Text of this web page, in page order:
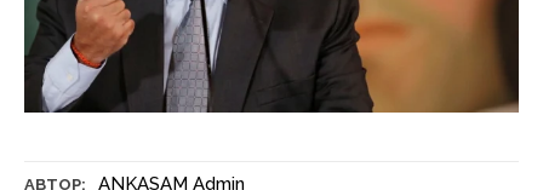
АВТОР: ANKASAM Admin